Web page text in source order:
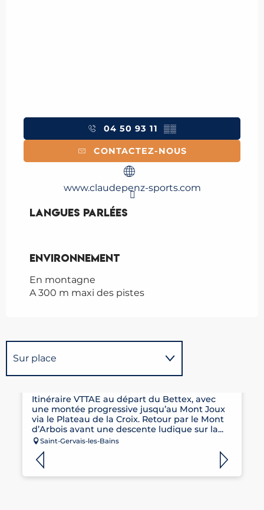
04 50 93 11 ▒▒
CONTACTEZ-NOUS
www.claudepenz-sports.com
Langues parlées
Langues parlées
Environnement
Environnement
En montagne
A 300 m maxi des pistes
Sur place
Itinéraire VTTAE au départ du Bettex, avec
une montée progressive jusqu’au Mont Joux
via le Plateau de la Croix. Retour par le Mont
d’Arbois avant une descente ludique sur la...
Saint-Gervais-les-Bains